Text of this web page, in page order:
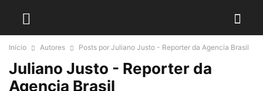
Início Autores Posts por Juliano Justo - Reporter da Agencia Brasil
Juliano Justo - Reporter da
Agencia Brasil